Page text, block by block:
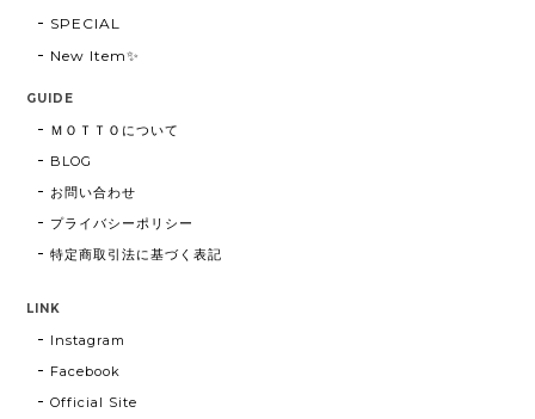
SPECIAL
New Item✨
GUIDE
ＭＯＴＴＯについて
BLOG
お問い合わせ
プライバシーポリシー
特定商取引法に基づく表記
LINK
Instagram
Facebook
Official Site